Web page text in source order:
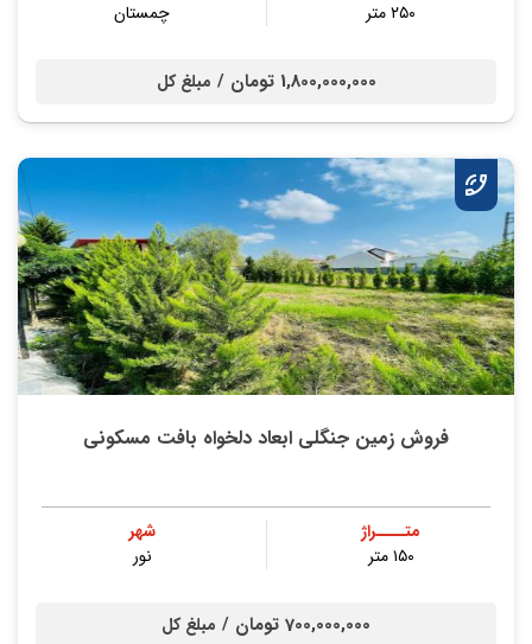
۲۵۰ متر
چمستان
1,800,000,000 تومان / مبلغ کل
فروش زمین جنگلی ابعاد دلخواه بافت مسکونی
متــــراژ
۱۵۰ متر
شهر
نور
700,000,000 تومان / مبلغ کل